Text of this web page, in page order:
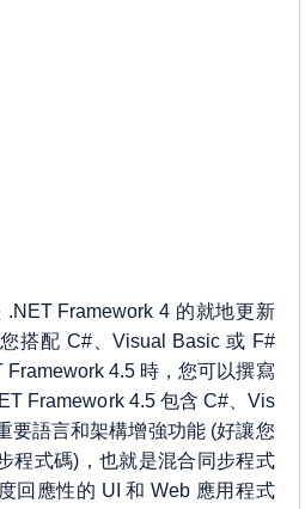
.NET Framework 4 的就地更新
搭配 C#、Visual Basic 或 F#
4.5 時，您可以撰寫
Framework 4.5 包含 C#、Vis
要語言和架構增強功能 (好讓您
程式碼)，也就是混合同步程式
回應性的 UI 和 Web 應用程式